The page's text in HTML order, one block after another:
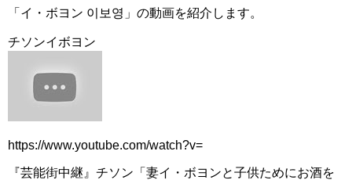
「イ・ボヨン 이보영」の動画を紹介します。
チソンイボヨン
https://www.youtube.com/watch?v=
『芸能街中継』チソン「妻イ・ボヨンと子供ためにお酒を